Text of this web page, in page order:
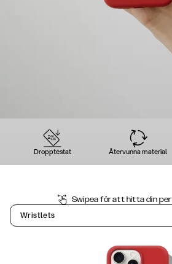
Dropptestat Återvunna material
Swipea för att hitta din
Wristlets